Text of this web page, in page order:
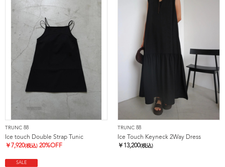
TRUNC 88
Ice touch Double Strap Tunic
￥ 7,920(税込) 20%OFF
TRUNC 88
Ice Touch Keyneck 2Way Dress
￥ 13,200(税込)
SALE